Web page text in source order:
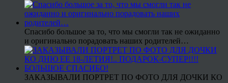
Спасибо большое за то, что мы смогли так не ожиданно
и оригинально порадовать наших родителей…
ЗАКАЗЫВАЛИ ПОРТРЕТ ПО ФОТО ДЛЯ ДОЧКИ КО